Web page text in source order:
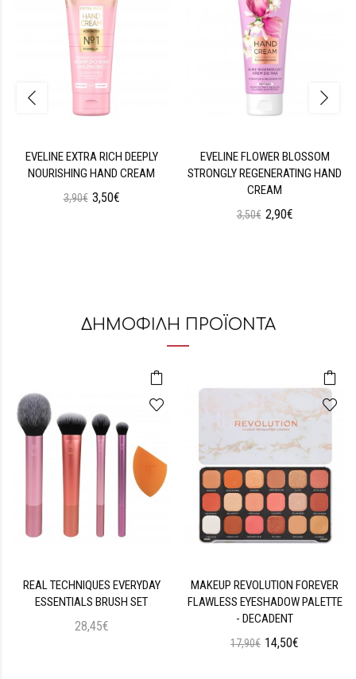
EVELINE EXTRA RICH DEEPLY
NOURISHING HAND CREAM
3,90€ 3,50€
EVELINE FLOWER BLOSSOM
STRONGLY REGENERATING HAND
CREAM
3,50€ 2,90€
ΔΗΜΟΦΙΛΗ ΠΡΟΪΟΝΤΑ
REAL TECHNIQUES EVERYDAY
ESSENTIALS BRUSH SET
28,45€
MAKEUP REVOLUTION FOREVER
FLAWLESS EYESHADOW PALETTE
- DECADENT
17,90€ 14,50€